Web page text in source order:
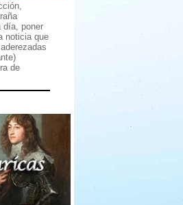
día, poner
noticia que
de